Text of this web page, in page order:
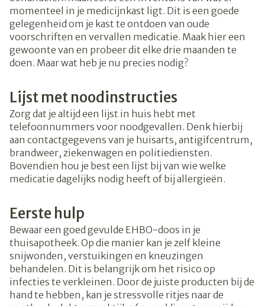
momenteel in je medicijnkast ligt. Dit is een goede
gelegenheid om je kast te ontdoen van oude
voorschriften en vervallen medicatie. Maak hier een
gewoonte van en probeer dit elke drie maanden te
doen. Maar wat heb je nu precies nodig?
Lijst met noodinstructies
Zorg dat je altijd een lijst in huis hebt met
telefoonnummers voor noodgevallen. Denk hierbij
aan contactgegevens van je huisarts, antigifcentrum,
brandweer, ziekenwagen en politiediensten.
Bovendien hou je best een lijst bij van wie welke
medicatie dagelijks nodig heeft of bij allergieën.
Eerste hulp
Bewaar een goed gevulde EHBO-doos in je
thuisapotheek. Op die manier kan je zelf kleine
snijwonden, verstuikingen en kneuzingen
behandelen. Dit is belangrijk om het risico op
infecties te verkleinen. Door de juiste producten bij de
hand te hebben, kan je stressvolle ritjes naar de